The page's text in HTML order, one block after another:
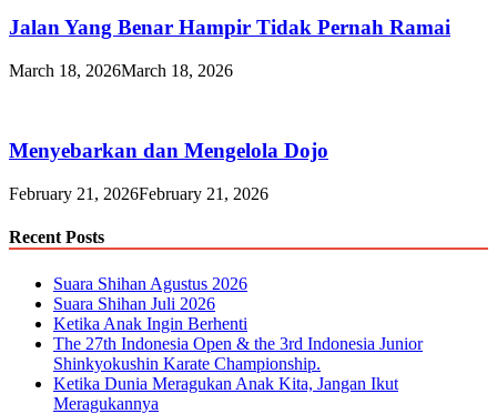
Jalan Yang Benar Hampir Tidak Pernah Ramai
March 18, 2026March 18, 2026
Menyebarkan dan Mengelola Dojo
February 21, 2026February 21, 2026
Recent Posts
Suara Shihan Agustus 2026
Suara Shihan Juli 2026
Ketika Anak Ingin Berhenti
The 27th Indonesia Open & the 3rd Indonesia Junior
Shinkyokushin Karate Championship.
Ketika Dunia Meragukan Anak Kita, Jangan Ikut
Meragukannya